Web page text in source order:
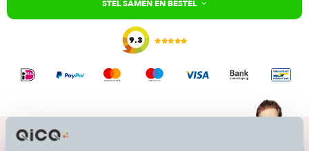
STEL SAMEN EN BESTEL
9.3
Heb je vragen over een product, of over de